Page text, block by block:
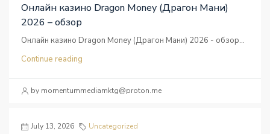
Онлайн казино Dragon Money (Драгон Мани)
2026 – обзор
Онлайн казино Dragon Money (Драгон Мани) 2026 - обзор...
Continue reading
by momentummediamktg@proton.me
July 13, 2026 Uncategorized